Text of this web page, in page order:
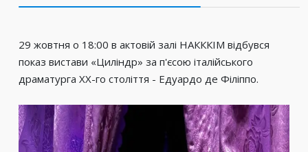
29 жовтня о 18:00 в актовій залі НАКККІМ відбувся
показ вистави «Циліндр» за п'єсою італійського
драматурга ХХ-го століття - Едуардо де Філіппо.